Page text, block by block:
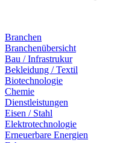
Branchen
Branchenübersicht
Bau / Infrastrukur
Bekleidung / Textil
Biotechnologie
Chemie
Dienstleistungen
Eisen / Stahl
Elektrotechnologie
Erneuerbare Energien